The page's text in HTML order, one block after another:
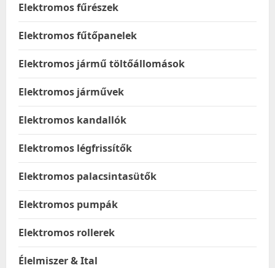
Elektromos fűrészek
Elektromos fűtőpanelek
Elektromos jármű töltőállomások
Elektromos járművek
Elektromos kandallók
Elektromos légfrissítők
Elektromos palacsintasütők
Elektromos pumpák
Elektromos rollerek
Élelmiszer & Ital